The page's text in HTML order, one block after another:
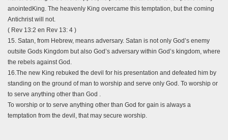
anointedKing. The heavenly King overcame this temptation, but the coming
Antichrist will not.
( Rev 13:2 en Rev 13: 4 )
15. Satan, from Hebrew, means adversary. Satan is not only God’s enemy
outsite Gods Kingdom but also God’s adversary within God’s kingdom, where
the rebels against God.
16.The new King rebuked the devil for his presentation and defeated him by
standing on the ground of man to worship and serve only God. To worship or
to serve anything other than God .
To worship or to serve anything other than God for gain is always a
temptation from the devil, that may secure worship.